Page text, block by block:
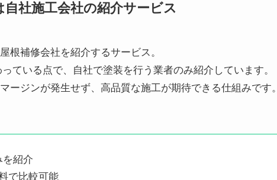
社施工会社の紹介サービス
根補修会社を紹介するサービス。
ている点で、自社で塗装を行う業者のみ紹介しています。
ージンが発生せず、高品質な施工が期待できる仕組みです。
を紹介
で比較可能